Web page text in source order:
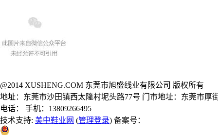
@2014 XUSHENG.COM 东莞市旭盛线业有限公司 版权所有
地址：东莞市沙田镇西太隆村坭头路77号 门市地址：东莞市厚
电话： 手机：13809266495
技术支持: 美中鞋业网 (管理登录) 备案号：